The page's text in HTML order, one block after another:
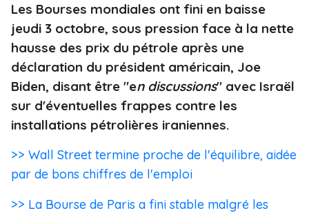
Les Bourses mondiales ont fini en baisse
jeudi 3 octobre, sous pression face à la nette
hausse des prix du pétrole après une
déclaration du président américain, Joe
Biden, disant être "en discussions" avec Israël
sur d'éventuelles frappes contre les
installations pétrolières iraniennes.
>> Wall Street termine proche de l'équilibre, aidée
par de bons chiffres de l'emploi
>> La Bourse de Paris a fini stable malgré les